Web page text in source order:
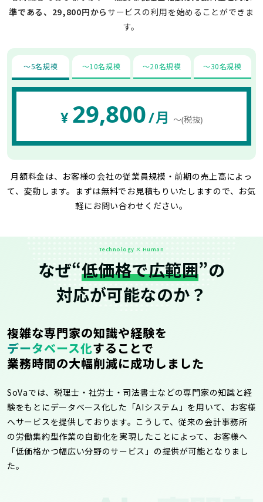
準である、29,800円から サービスの利用を始めることができま
す。
〜5名規模 〜10名規模 〜20名規模 〜30名規模
¥ 29,800/月 〜(税抜)
月額料金は、お客様の会社の従業員規模・前期の売上高によっ
て、変動します。 まずは無料でお見積もりいたしますので、お気
軽にお問い合わせください。
Technology × Human
なぜ“低価格で広範囲”の
対応が可能なのか？
複雑な専門家の知識や経験を
データベース化することで
業務時間の大幅削減に成功しました
SoVaでは、税理士・社労士・司法書士などの専門家の知識と経
験をもとにデータベース化した「AIシステム」を用いて、お客様
へサービスを提供しております。こうして、従来の会計事務所
の労働集約型作業の自動化を実現したことによって、お客様へ
「低価格かつ幅広い分野のサービス」の提供が可能となりまし
た。